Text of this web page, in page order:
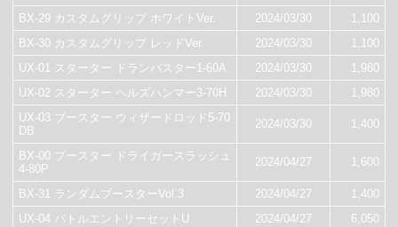
BX-29 カスタムグリップ ホワイトVer. 2024/03/30
1,100
BX-30 カスタムグリップ レッドVer.
2024/03/30
1,100
UX-01 スターター ドランバスター1-60A
2024/03/30
1,980
UX-02 スターター ヘルズハンマー3-70H
2024/03/30
1,980
UX-03 ブースター ウィザードロッド5-70
DB
2024/03/30 1,400
BX-00 ブースター ドライガースラッシュ
4-80P
2024/04/27 1,600
BX-31 ランダムブースターVol.3 2024/04/27
1,400
UX-04 バトルエントリーセットU
2024/04/27
6,050